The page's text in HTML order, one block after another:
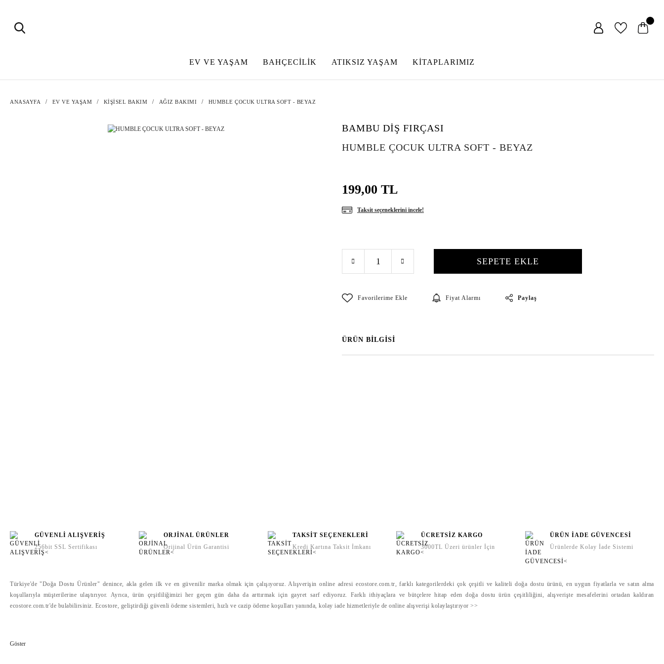
EV VE YAŞAM BAHÇECİLİK ATIKSIZ YAŞAM KİTAPLARIMIZ
ANASAYFA EV VE YAŞAM KİŞİSEL BAKIM AĞIZ BAKIMI HUMBLE ÇOCUK ULTRA SOFT - BEYAZ
BAMBU DİŞ FIRÇASI
HUMBLE ÇOCUK ULTRA SOFT - BEYAZ
199,00 TL
Taksit seçeneklerini incele!
SEPETE EKLE
Fiyat Alarmı Paylaş
ÜRÜN BİLGİSİ
GÜVENLİ ALIŞVERİŞ
256bit SSL Sertifikası
ORJİNAL ÜRÜNLER
Orijinal Ürün Garantisi
TAKSİT SEÇENEKLERİ
Kredi Kartına Taksit İmkanı
ÜCRETSİZ KARGO
3000TL Üzeri ürünler İçin
ÜRÜN İADE GÜVENCESİ
Ürünlerde Kolay İade Sistemi
Türkiye'de "Doğa Dostu Ürünler" denince, akla gelen ilk ve en güvenilir marka olmak için çalışıyoruz. Alışverişin online adresi ecostore.com.tr, farklı kategorilerdeki çok çeşitli ve kaliteli doğa dostu ürünü, en uygun fiyatlarla ve satın alma
koşullarıyla müşterilerine ulaştırıyor. Ayrıca, ürün çeşitliliğimizi her geçen gün daha da arttırmak için gayret sarf ediyoruz. Farklı ithiyaçlara ve bütçelere hitap eden doğa dostu ürün çeşitliliğini, alışverişte mesafelerini ortadan kaldıran
ecostore.com.tr'de bulabilirsiniz. Ecostore, geliştirdiği güvenli ödeme sistemleri, hızlı ve cazip ödeme koşulları yanında, kolay iade hizmetleriyle de online alışverişi kolaylaştırıyor >>